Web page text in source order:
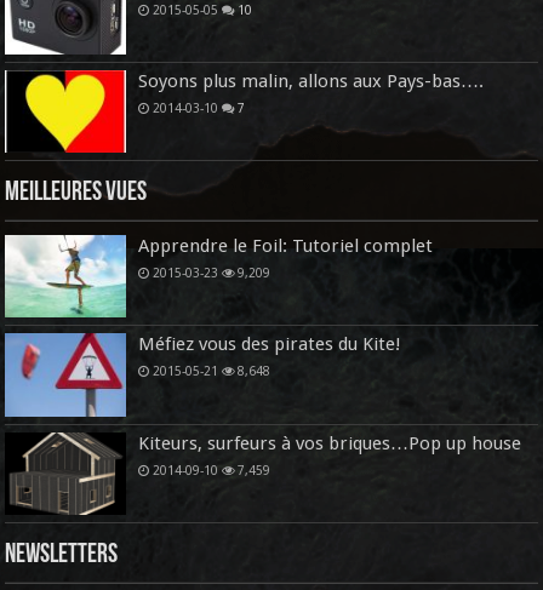
2015-05-05 10
Soyons plus malin, allons aux Pays-bas….
2014-03-10 7
Meilleures vues
Apprendre le Foil: Tutoriel complet
2015-03-23 9,209
Méfiez vous des pirates du Kite!
2015-05-21 8,648
Kiteurs, surfeurs à vos briques…Pop up house
2014-09-10 7,459
Newsletters